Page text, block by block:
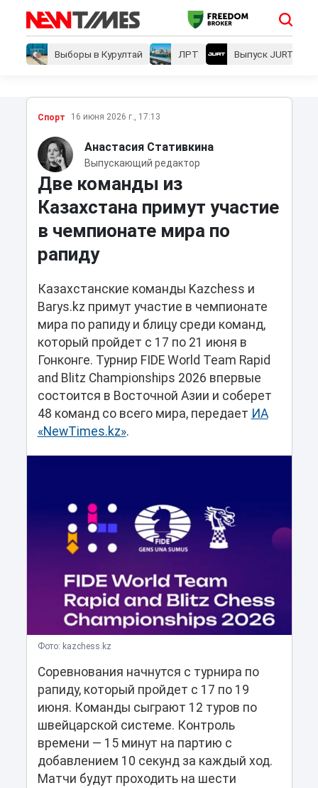
Выборы в Курултай ЛРТ Выпуск JURT
Спорт 16 июня 2026 г., 17:13
Анастасия Стативкина
Выпускающий редактор
Две команды из
Казахстана примут участие
в чемпионате мира по
рапиду
Казахстанские команды Kazchess и
Barys.kz примут участие в чемпионате
мира по рапиду и блицу среди команд,
который пройдет с 17 по 21 июня в
Гонконге. Турнир FIDE World Team Rapid
and Blitz Championships 2026 впервые
состоится в Восточной Азии и соберет
48 команд со всего мира, передает ИА
«NewTimes.kz».
Фото: kazchess.kz
Соревнования начнутся с турнира по
рапиду, который пройдет с 17 по 19
июня. Команды сыграют 12 туров по
швейцарской системе. Контроль
времени — 15 минут на партию с
добавлением 10 секунд за каждый ход.
Матчи будут проходить на шести